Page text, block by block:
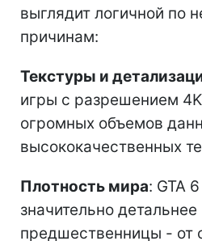
выглядит логичной по
причинам:
Текстуры и
игры с разрешением
огромных объемов
высококачественных
Плотность мира: GTA
значительно детальнее
предшественницы - от